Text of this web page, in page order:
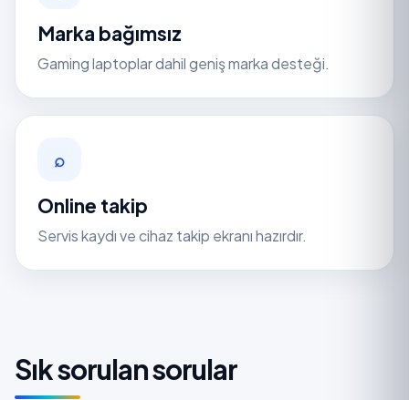
Marka bağımsız
Gaming laptoplar dahil geniş marka desteği.
⌕
Online takip
Servis kaydı ve cihaz takip ekranı hazırdır.
Sık sorulan sorular